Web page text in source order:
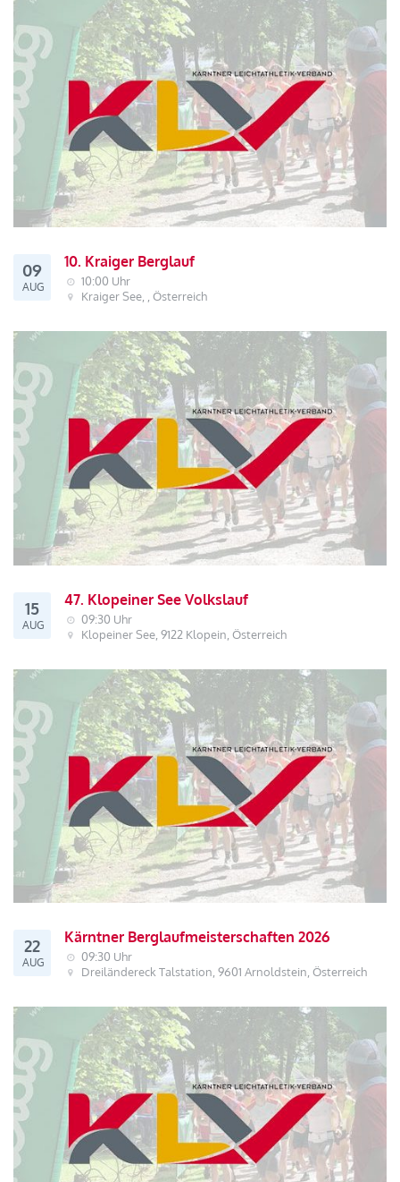
09
AUG
10. Kraiger Berglauf
10:00 Uhr
Kraiger See, , Österreich
15
AUG
47. Klopeiner See Volkslauf
09:30 Uhr
Klopeiner See, 9122 Klopein, Österreich
22
AUG
Kärntner Berglaufmeisterschaften 2026
09:30 Uhr
Dreiländereck Talstation, 9601 Arnoldstein, Österreich